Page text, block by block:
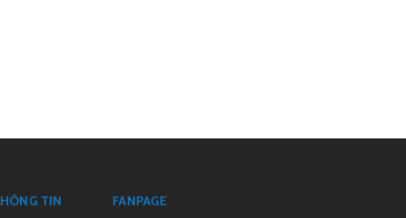
TIN FANPAGE